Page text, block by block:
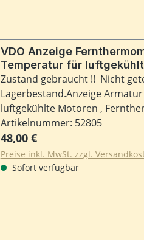
VDO Anzeige
Temperatur für
Zustand gebraucht !! Nicht
Lagerbestand.Anzeige
luftgekühlte Motoren ,
VDO , Durchmesser 60 mm.
Artikelnummer: 52805
Regulärer Preis:
48,00 €
Preise inkl. MwSt. zzgl.
Sofort verfügbar